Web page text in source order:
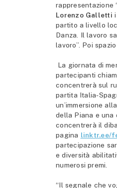
rappresentazione
Lorenzo Galletti
partito a livello
Danza. Il lavoro
lavoro”. Poi
La giornata di
partecipanti
concentrerà sul
partita Italia-
un’immersione
della Piana e una
concentrerà il
pagina linktr.ee/
partecipazione
e diversità
numerosi premi.
“Il segnale che